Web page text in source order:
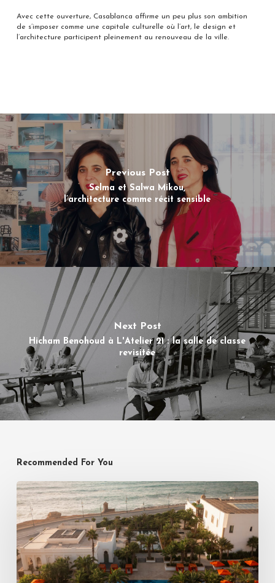
Avec cette ouverture, Casablanca affirme un peu plus son ambition
de s’imposer comme une capitale culturelle où l’art, le design et
l’architecture participent pleinement au renouveau de la ville.
Previous Post
Selma et Salwa Mikou,
l’architecture comme récit sensible
Next Post
Hicham Benohoud à L'Atelier 21 : la salle de classe
revisitée
Recommended For You